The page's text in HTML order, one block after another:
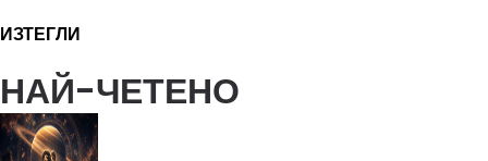
ИЗТЕГЛИ
НАЙ-ЧЕТЕНО